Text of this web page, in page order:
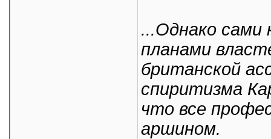
...Однако сами
планами
британской
спиритизма
что все
аршином.